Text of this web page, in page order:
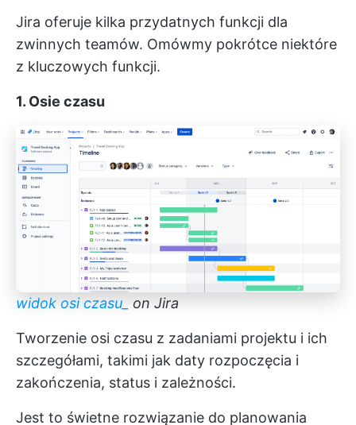
Jira oferuje kilka przydatnych funkcji dla
zwinnych teamów. Omówmy pokrótce niektóre
z kluczowych funkcji.
1. Osie czasu
widok osi czasu_ on Jira
Tworzenie osi czasu z zadaniami projektu i ich
szczegółami, takimi jak daty rozpoczęcia i
zakończenia, status i zależności.
Jest to świetne rozwiązanie do planowania